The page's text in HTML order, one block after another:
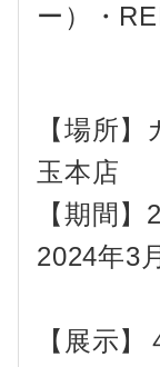
ー）・
【場所】
玉本店
【期間
2024年3
【展示